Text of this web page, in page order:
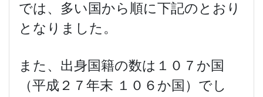
では、多い国から順に下記のとおり
となりました。
また、出身国籍の数は１０７か国
（平成２７年末 １０６か国）でし